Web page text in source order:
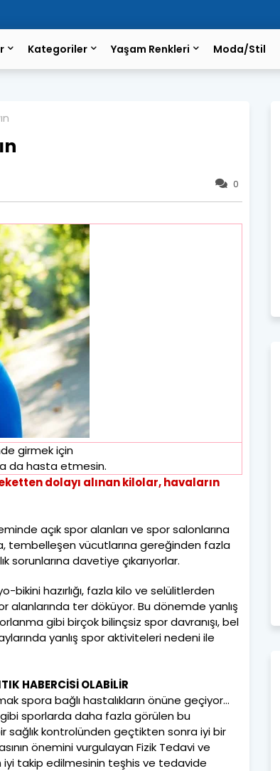
Kategoriler Yaşam Renkleri Moda/Stil
0
girmek için
da hasta etmesin.
dolayı alınan kilolar, havaların
açık spor alanları ve spor salonlarına
tembelleşen vücutlarına gereğinden fazla
sorunlarına davetiye çıkarıyorlar.
bikini hazırlığı, fazla kilo ve selülitlerden
alanlarında ter döküyor. Bu dönemde yanlış
gibi birçok bilinçsiz spor davranışı, bel
yanlış spor aktiviteleri nedeni ile
HABERCİSİ OLABİLİR
spora bağlı hastalıkların önüne geçiyor…
sporlarda daha fazla görülen bu
sağlık kontrolünden geçtikten sonra iyi bir
önemini vurgulayan Fizik Tedavi ve
iyi takip edilmesinin teşhis ve tedavide